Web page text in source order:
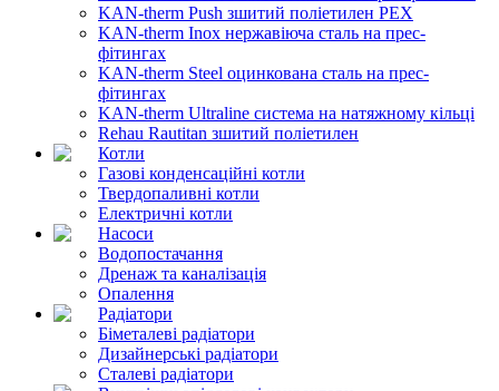
KAN-therm Push зшитий поліетилен PEX
KAN-therm Inox нержавіюча сталь на прес-
фітингах
KAN-therm Steel оцинкована сталь на прес-
фітингах
KAN-therm Ultraline система на натяжному кільці
Rehau Rautitan зшитий поліетилен
Котли
Газові конденсаційні котли
Твердопаливні котли
Електричні котли
Насоси
Водопостачання
Дренаж та каналізація
Опалення
Радіатори
Біметалеві радіатори
Дизайнерські радіатори
Сталеві радіатори